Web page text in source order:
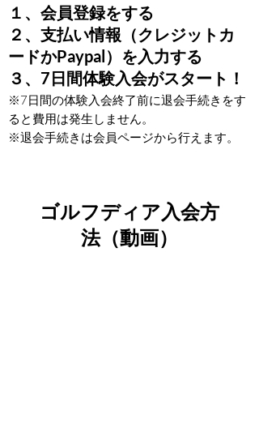
１、会員登録をする
​２、支払い情報（クレジットカ
ードかPaypal）を入力する
３、7日間体験入会がスタート！
​※7日間の体験入会終了前に退会手続きをす
ると費用は発生しません。
​※退会手続きは会員ページから行えます。
ゴルフディア入会方
法（動画）